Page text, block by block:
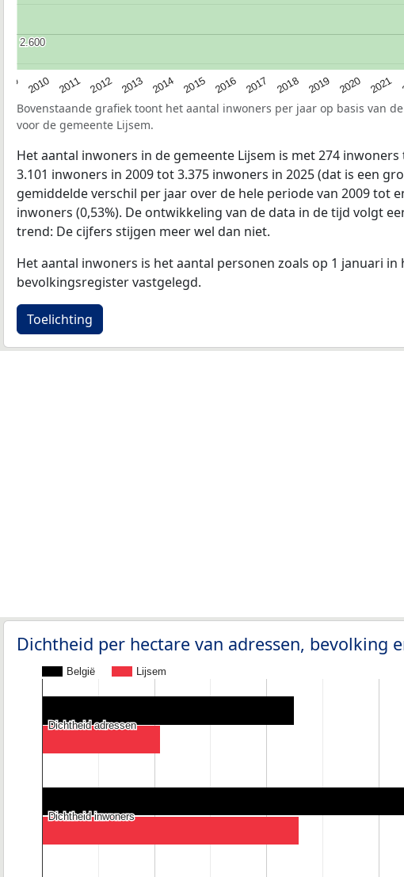
2010 2011 2012 2013 2014 2015 2016 2017 2018 2019 2020 2021
2.600
2.600
Bovenstaande grafiek toont het aantal inwoners per jaar op basis van
voor de gemeente Lijsem.
Het aantal inwoners in de gemeente Lijsem is met 274
3.101 inwoners in 2009 tot 3.375 inwoners in 2025 (dat is een
gemiddelde verschil per jaar over de hele periode van 2009 tot
inwoners (0,53%). De ontwikkeling van de data in de tijd volgt
trend: De cijfers stijgen meer wel dan niet.
Het aantal inwoners is het aantal personen zoals op 1 januari in
bevolkingsregister vastgelegd.
Toelichting
Dichtheid per hectare van adressen, bevolking
België Lijsem
Dichtheid adressen
Dichtheid adressen
Dichtheid inwoners
Dichtheid inwoners